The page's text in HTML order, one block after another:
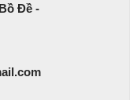
Đề -